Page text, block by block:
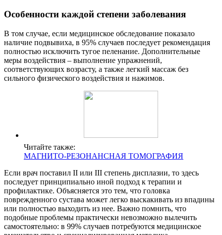
Особенности каждой степени заболевания
В том случае, если медицинское обследование показало
наличие подвывиха, в 95% случаев последует рекомендация
полностью исключить тугое пеленание. Дополнительные
меры воздействия – выполнение упражнений,
соответствующих возрасту, а также легкий массаж без
сильного физического воздействия и нажимов.
Читайте также:
МАГНИТО-РЕЗОНАНСНАЯ ТОМОГРАФИЯ
Если врач поставил II или III степень дисплазии, то здесь
последует принципиально иной подход к терапии и
профилактике. Объясняется это тем, что головка
поврежденного сустава может легко выскакивать из впадины
или полностью выходить из нее. Важно помнить, что
подобные проблемы практически невозможно вылечить
самостоятельно: в 99% случаев потребуются медицинское